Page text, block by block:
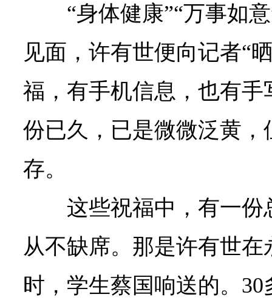
“身体健康”“万事如
见面，许有世便向记者“
福，有手机信息，也有
份已久，已是微微泛黄
存。
这些祝福中，有一
从不缺席。那是许有世
时，学生蔡国响送的。